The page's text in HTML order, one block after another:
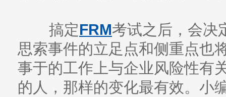
搞定FRM考试之后，会决
思索事件的立足点和侧重点也
事于的工作上与企业风险性有
的人，那样的变化最有效。小